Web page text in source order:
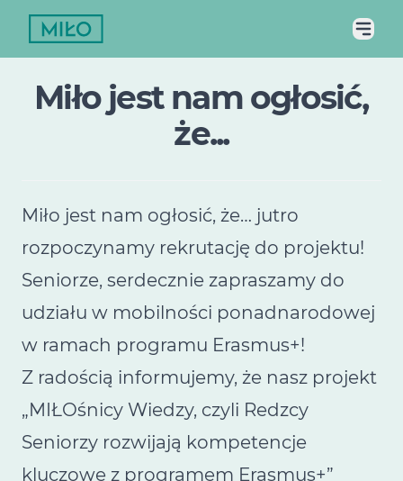
Miło jest nam ogłosić,
że...
Miło jest nam ogłosić, że… jutro
rozpoczynamy rekrutację do projektu!
Seniorze, serdecznie zapraszamy do
udziału w mobilności ponadnarodowej
w ramach programu Erasmus+!
Z radością informujemy, że nasz projekt
„MIŁOśnicy Wiedzy, czyli Redzcy
Seniorzy rozwijają kompetencje
kluczowe z programem Erasmus+”